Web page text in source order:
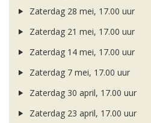
Zaterdag 28 mei, 17.00 uur
Zaterdag 21 mei, 17.00 uur
Zaterdag 14 mei, 17.00 uur
Zaterdag 7 mei, 17.00 uur
Zaterdag 30 april, 17.00 uur
Zaterdag 23 april, 17.00 uur